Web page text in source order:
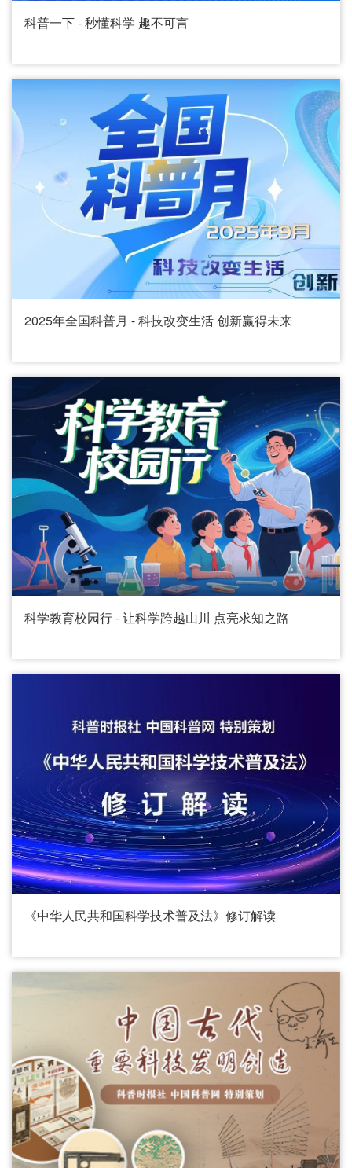
科普一下 - 秒懂科学 趣不可言
2025年全国科普月 - 科技改变生活 创新赢得未来
科学教育校园行 - 让科学跨越山川 点亮求知之路
《中华人民共和国科学技术普及法》修订解读